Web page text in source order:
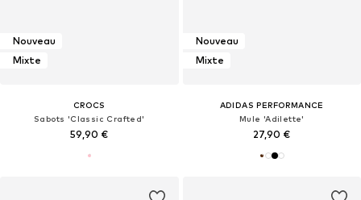
Nouveau
Mixte
CROCS
Sabots 'Classic Crafted'
59,90 €
Nouveau
Mixte
ADIDAS PERFORMANCE
Mule 'Adilette'
27,90 €